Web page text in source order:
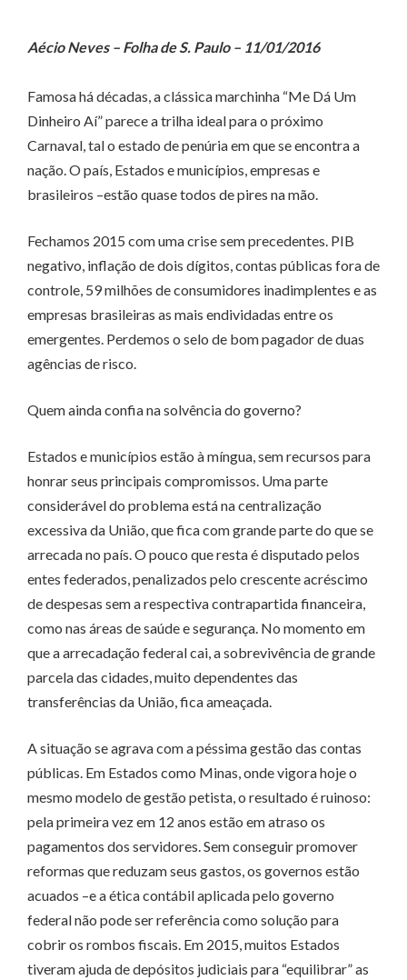
Aécio Neves – Folha de S. Paulo – 11/01/2016
Famosa há décadas, a clássica marchinha “Me Dá Um
Dinheiro Aí” parece a trilha ideal para o próximo
Carnaval, tal o estado de penúria em que se encontra a
nação. O país, Estados e municípios, empresas e
brasileiros –estão quase todos de pires na mão.
Fechamos 2015 com uma crise sem precedentes. PIB
negativo, inflação de dois dígitos, contas públicas fora de
controle, 59 milhões de consumidores inadimplentes e as
empresas brasileiras as mais endividadas entre os
emergentes. Perdemos o selo de bom pagador de duas
agências de risco.
Quem ainda confia na solvência do governo?
Estados e municípios estão à míngua, sem recursos para
honrar seus principais compromissos. Uma parte
considerável do problema está na centralização
excessiva da União, que fica com grande parte do que se
arrecada no país. O pouco que resta é disputado pelos
entes federados, penalizados pelo crescente acréscimo
de despesas sem a respectiva contrapartida financeira,
como nas áreas de saúde e segurança. No momento em
que a arrecadação federal cai, a sobrevivência de grande
parcela das cidades, muito dependentes das
transferências da União, fica ameaçada.
A situação se agrava com a péssima gestão das contas
públicas. Em Estados como Minas, onde vigora hoje o
mesmo modelo de gestão petista, o resultado é ruinoso:
pela primeira vez em 12 anos estão em atraso os
pagamentos dos servidores. Sem conseguir promover
reformas que reduzam seus gastos, os governos estão
acuados –e a ética contábil aplicada pelo governo
federal não pode ser referência como solução para
cobrir os rombos fiscais. Em 2015, muitos Estados
tiveram ajuda de depósitos judiciais para “equilibrar” as